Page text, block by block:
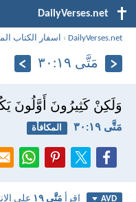
DailyVerses.net
DailyVerses.net
› اسفار الكتاب
مَتَّى ١٩:‏٣٠
وَلَكِنْ كَثِيرُونَ أَوَّلُونَ
مَتَّى ١٩:‏٣٠ المكافأة
AVD اقرأ مَتَّى ١٩ على